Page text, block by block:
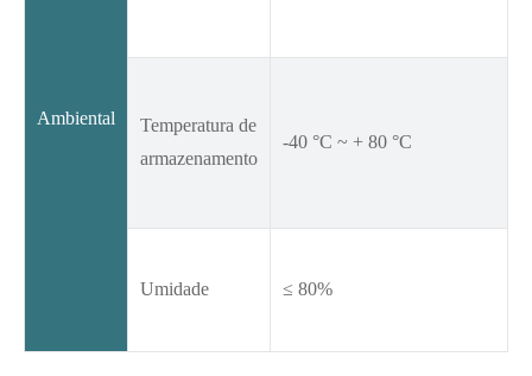
Ambiental
Temperatura de
armazenamento
-40 °C ~ + 80 °C
Umidade ≤ 80%